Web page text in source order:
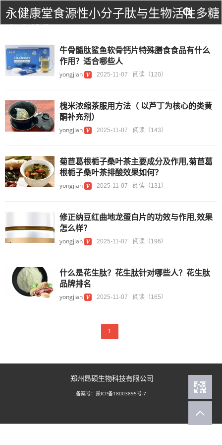
永健康堂食源性小分子肽与生物活性多糖
牛骨髓肽鲨鱼软骨钙片特殊膳食食品有什么
作用？适合哪些人
yongjian 2025-11-07 阅读（120）
槐米浓缩茶服用方法（ 以芦丁为核心的类黄
酮补充剂）
yongjian 2025-11-07 阅读（143）
菊苣葛根栀子桑叶茶主要成分及作用,菊苣葛
根栀子桑叶茶排酸效果如何？
yongjian 2025-11-07 阅读（131）
修正纳豆红曲地龙蛋白片的功效与作用,效果
怎么样？
yongjian 2025-11-07 阅读（196）
什么是花生肽？花生肽针对哪些人？花生肽
品牌排名
yongjian 2025-11-07 阅读（165）
1
郑州昂硕生物科技有限公司
备案号： 豫ICP备18003895号-7